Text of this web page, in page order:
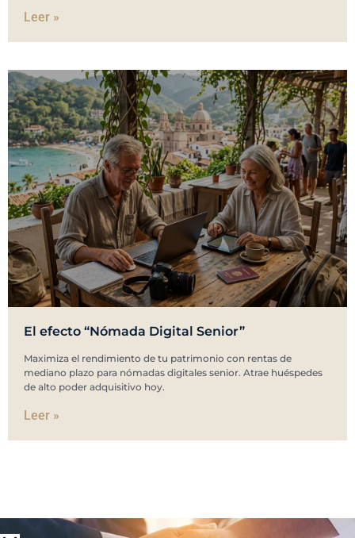
Leer »
El efecto “Nómada Digital Senior”
Maximiza el rendimiento de tu patrimonio con rentas de
mediano plazo para nómadas digitales senior. Atrae huéspedes
de alto poder adquisitivo hoy.
Leer »